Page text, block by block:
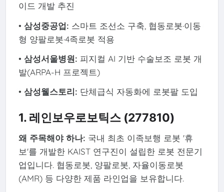
이드 개발 추진
• 삼성중공업: 스마트 조선소 구축, 협동로봇·이동
형 양팔로봇·4족로봇 적용
• 삼성서울병원: 피지컬 AI 기반 수술보조 로봇 개
발(ARPA-H 프로젝트)
• 삼성웰스토리: 단체급식 자동화에 로봇팔 도입
1. 레인보우로보틱스 (277810)
왜 주목해야 하나: 국내 최초 이족보행 로봇 '휴
보'를 개발한 KAIST 연구진이 설립한 로봇 전문기
업입니다. 협동로봇, 양팔로봇, 자율이동로봇
(AMR) 등 다양한 제품 라인업을 보유합니다.